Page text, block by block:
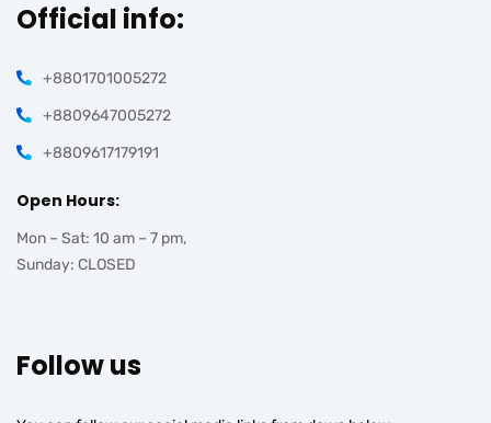
Official info:
+8801701005272
+8809647005272
+8809617179191
Open Hours:
Mon – Sat: 10 am – 7 pm,
Sunday: CLOSED
Follow us